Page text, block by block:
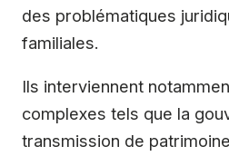
des problématiques
familiales.
Ils interviennent
complexes tels que la
transmission de patrimoine